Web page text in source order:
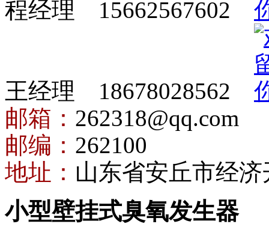
程经理 15662567602
王经理 18678028562
邮箱： 262318@qq.com
邮编： 262100
地址： 山东省安丘市经
小型壁挂式臭氧发生器